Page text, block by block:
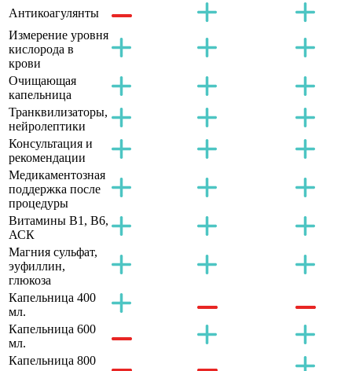
Антикоагулянты
Измерение уровня
кислорода в
крови
Очищающая
капельница
Транквилизаторы,
нейролептики
Консультация и
рекомендации
Медикаментозная
поддержка после
процедуры
Витамины B1, B6,
АСК
Магния сульфат,
эуфиллин,
глюкоза
Капельница 400
мл.
Капельница 600
мл.
Капельница 800